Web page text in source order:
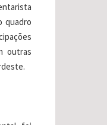
quadro
outras